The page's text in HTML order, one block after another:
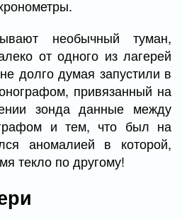
необычный туман,
от одного из лагерей
долго думая запустили в
привязанный на
зонда данные между
и тем, что был на
аномалией в которой,
текло по другому!